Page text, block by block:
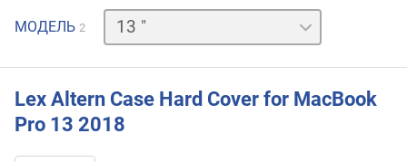
МОДЕЛЬ 2
15 "
Lex Altern Case Hard Cover for MacBook
Pro 13 2018